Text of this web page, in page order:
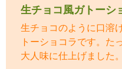
生チョコ風ガトーシ
生チョコのように口溶
トーショコラです。た
大人味に仕上げました。